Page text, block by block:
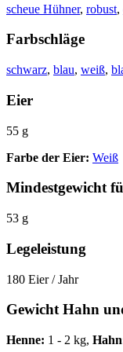
scheue Hühner, robust,
Farbschläge
schwarz, blau, weiß,
Eier
55 g
Farbe der Eier: Weiß
Mindestgewicht
53 g
Legeleistung
180 Eier / Jahr
Gewicht Hahn
Henne: 1 - 2 kg,